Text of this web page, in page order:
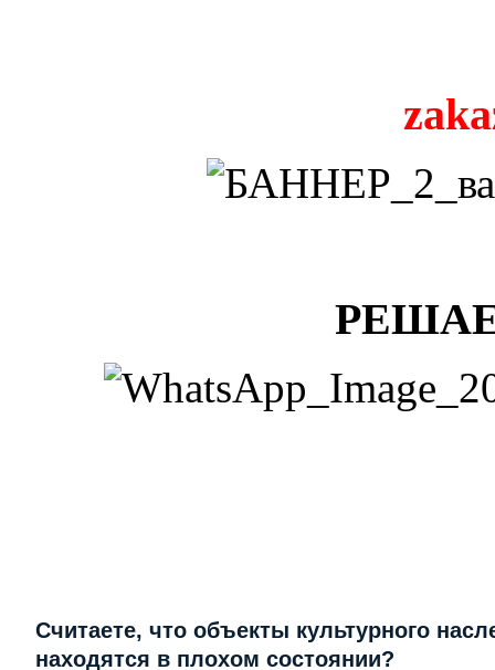
Считаете, что объекты культурного
находятся в плохом состоянии?